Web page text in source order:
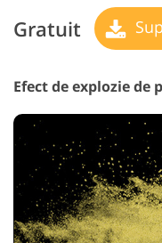
Gratuit
Efect de explozie de